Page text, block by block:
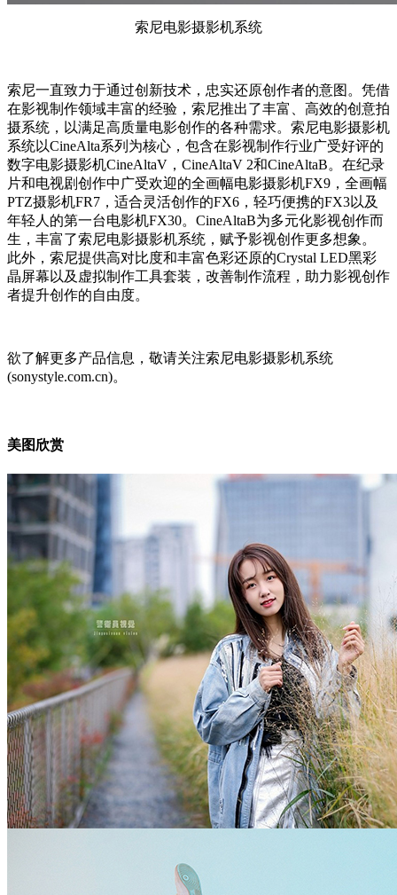
索尼电影摄影机系统
索尼一直致力于通过创新技术，忠实还原创作者的意图。凭借
在影视制作领域丰富的经验，索尼推出了丰富、高效的创意拍
摄系统，以满足高质量电影创作的各种需求。索尼电影摄影机
系统以CineAlta系列为核心，包含在影视制作行业广受好评的
数字电影摄影机CineAltaV，CineAltaV 2和CineAltaB。在纪录
片和电视剧创作中广受欢迎的全画幅电影摄影机FX9，全画幅
PTZ摄影机FR7，适合灵活创作的FX6，轻巧便携的FX3以及
年轻人的第一台电影机FX30。CineAltaB为多元化影视创作而
生，丰富了索尼电影摄影机系统，赋予影视创作更多想象。
此外，索尼提供高对比度和丰富色彩还原的Crystal LED黑彩
晶屏幕以及虚拟制作工具套装，改善制作流程，助力影视创作
者提升创作的自由度。
欲了解更多产品信息，敬请关注索尼电影摄影机系统
(sonystyle.com.cn)。
美图欣赏